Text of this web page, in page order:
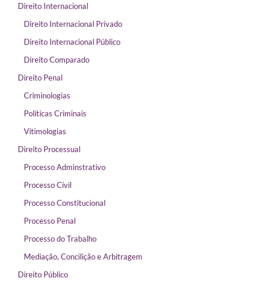
Direito Internacional
Direito Internacional Privado
Direito Internacional Público
Direito Comparado
Direito Penal
Criminologias
Políticas Criminais
Vitimologias
Direito Processual
Processo Adminstrativo
Processo Civil
Processo Constitucional
Processo Penal
Processo do Trabalho
Mediação, Concilição e Arbitragem
Direito Público